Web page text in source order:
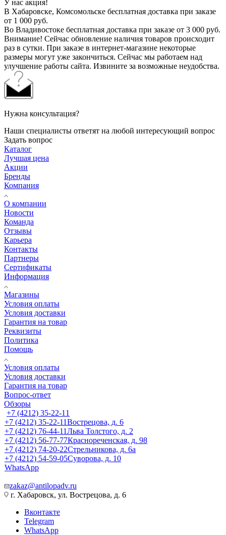
У нас акция!
В Хабаровске, Комсомольске бесплатная доставка при заказе
от 1 000 руб.
Во Владивостоке бесплатная доставка при заказе от 3 000 руб.
Внимание! Сейчас обновление наличия товаров происходит
раз в сутки. При заказе в интернет-магазине некоторые
размеры могут уже закончиться. Сейчас мы работаем над
улучшение работы сайта. Извините за возможные неудобства.
Нужна консультация?
Наши специалисты ответят на любой интересующий вопрос
Задать вопрос
Каталог
Лучшая цена
Акции
Бренды
Компания
О компании
Новости
Команда
Отзывы
Карьера
Контакты
Партнеры
Сертификаты
Информация
Магазины
Условия оплаты
Условия доставки
Гарантия на товар
Реквизиты
Политика
Помощь
Условия оплаты
Условия доставки
Гарантия на товар
Вопрос-ответ
Обзоры
+7 (4212) 35-22-11
+7 (4212) 35-22-11Вострецова, д. 6
+7 (4212) 76-44-11Льва Толстого, д. 2
+7 (4212) 56-77-77Краснореченская, д. 98
+7 (4212) 74-20-22Стрельникова, д. 6а
+7 (4212) 54-59-05Суворова, д. 10
WhatsApp
zakaz@antilopadv.ru
г. Хабаровск, ул. Вострецова, д. 6
Вконтакте
Telegram
WhatsApp